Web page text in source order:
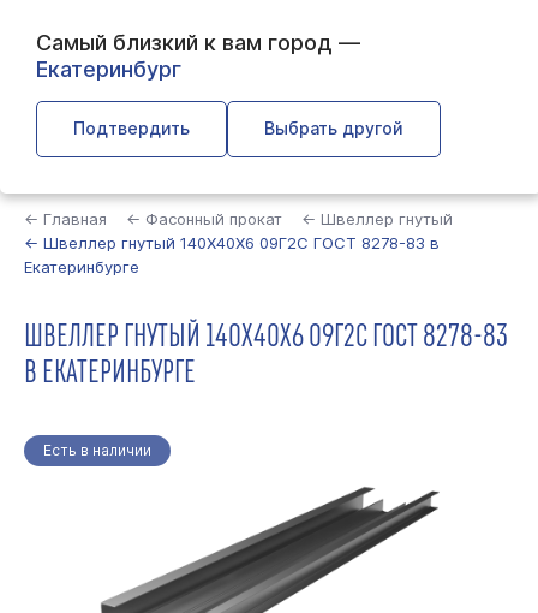
Самый близкий к вам город —
Екатеринбург
Подтвердить Выбрать другой
← Главная ← Фасонный прокат
← Швеллер гнутый
← Швеллер гнутый 140Х40Х6 09Г2С ГОСТ 8278-83 в
Екатеринбурге
ШВЕЛЛЕР ГНУТЫЙ 140Х40Х6 09Г2С ГОСТ 8278-83
В ЕКАТЕРИНБУРГЕ
Есть в наличии